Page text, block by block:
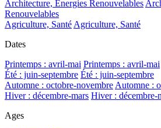
Architecture, Energies Renouvelables
Renouvelables
Agriculture, Santé Agriculture, Santé
Dates
Printemps : avril-mai Printemps : avril-mai
Été : juin-septembre Été : juin-septembre
Automne : octobre-novembre Automne :
Hiver : décembre-mars Hiver : décembre-
Ages